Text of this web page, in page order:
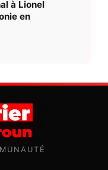
à Lionel
en